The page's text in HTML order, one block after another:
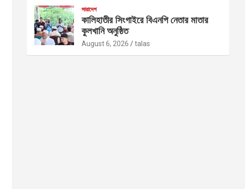
সারাদেশ
কালিহাতীর সিংগাইরে বিএনপি নেতার মাতার
কুলখানি অনুষ্ঠিত
August 6, 2026 talas